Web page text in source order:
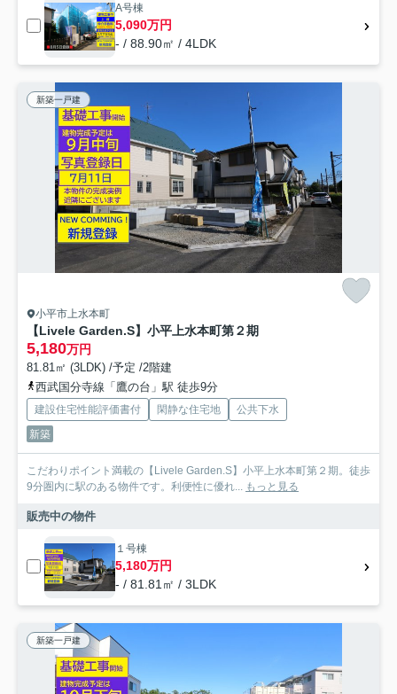
A号棟
5,090万円
- / 88.90㎡ / 4LDK
新築一戸建
小平市上水本町
【Livele Garden.S】小平上水本町第２期
5,180万円
81.81㎡ (3LDK) /予定 /2階建
西武国分寺線「鷹の台」駅 徒歩9分
建設住宅性能評価書付 閑静な住宅地
公共下水
新築
こだわりポイント満載の【Livele Garden.S】小平上水本町第２期。徒歩
9分圏内に駅のある物件です。利便性に優れ... もっと見る
販売中の物件
１号棟
5,180万円
- / 81.81㎡ / 3LDK
新築一戸建